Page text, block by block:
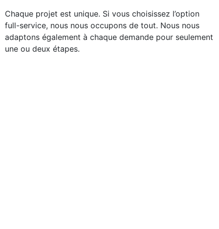
Chaque projet est unique. Si vous choisissez l’option
full-service, nous nous occupons de tout. Nous nous
adaptons également à chaque demande pour seulement
une ou deux étapes.